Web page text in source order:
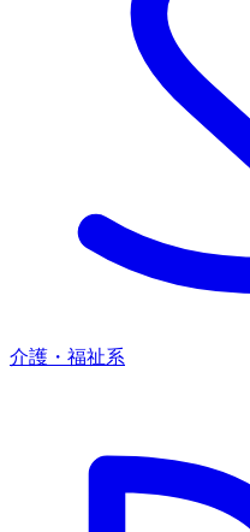
介護・福祉系